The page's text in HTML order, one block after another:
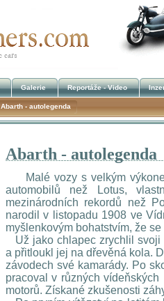
Abarth - autolegenda
Malé vozy s velkým
automobilů než Lotus,
mezinárodních rekordů než
narodil v listopadu 1908 ve
myšlenkovým bohatstvím, že
Už jako chlapec zrychlil svoji
a přitloukl jej na dřevěná kola.
závodech své kamarády. Po
pracoval v různých
motorů. Získané zkušenosti
Galerie Reportáže - Video
Abarth - autolegenda